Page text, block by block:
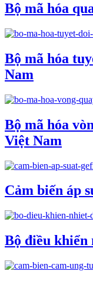
Bộ mã hóa
Bộ mã hóa
Nam
Bộ mã hóa
Việt Nam
Cảm biến áp
Bộ điều khiển